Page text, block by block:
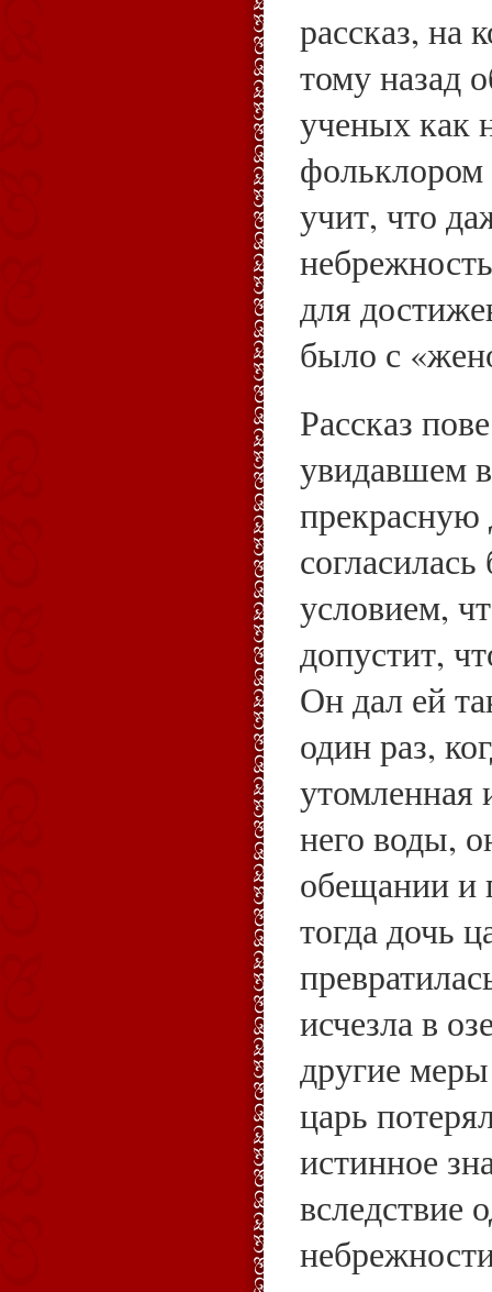
рассказ, на
тому назад
ученых как
фольклором
учит, что
для
было с
Рассказ
увидавшем
условием,
допустит,
Он дал ей
один раз,
утомленная
него воды,
обещании и
тогда дочь
исчезла в
другие
царь
истинное
вследствие